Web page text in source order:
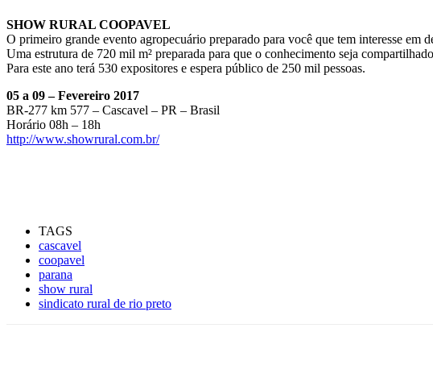
SHOW RURAL COOPAVEL
O primeiro grande evento agropecuário preparado para você que tem interesse em
Uma estrutura de 720 mil m² preparada para que o conhecimento seja
Para este ano terá 530 expositores e espera público de 250 mil pessoas.
05 a 09 – Fevereiro 2017
BR-277 km 577 – Cascavel – PR – Brasil
Horário 08h – 18h
http://www.showrural.com.br/
TAGS
cascavel
coopavel
parana
show rural
sindicato rural de rio preto